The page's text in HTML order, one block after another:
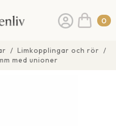
0
Limkopplingar och rör
med unioner